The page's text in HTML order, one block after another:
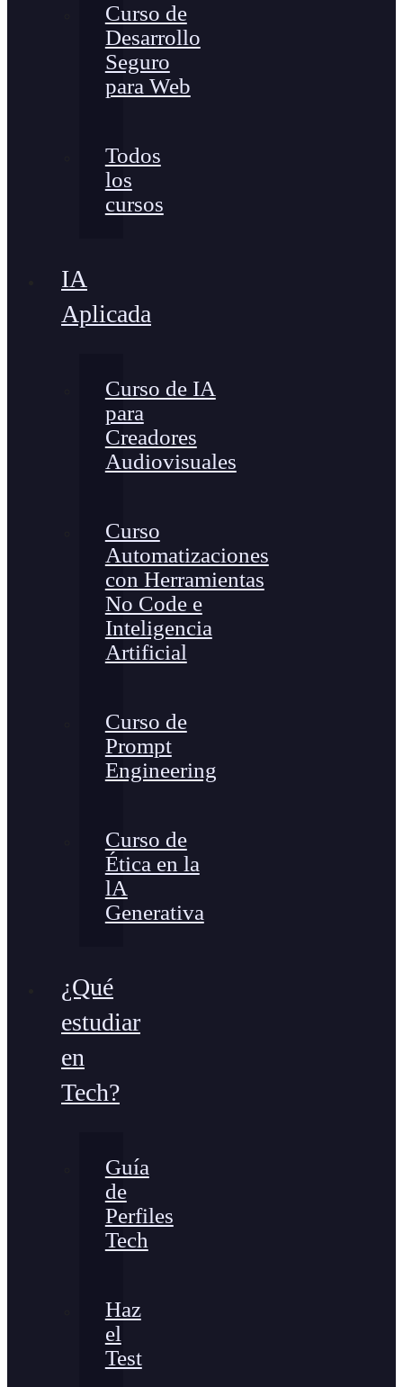
Curso de
Desarrollo
Seguro
para Web
Todos
los
cursos
IA
Aplicada
Curso de IA
para
Creadores
Audiovisuales
Curso
Automatizaciones
con Herramientas
No Code e
Inteligencia
Artificial
Curso de
Prompt
Engineering
Curso de
Ética en la
lA
Generativa
¿Qué
estudiar
en
Tech?
Guía
de
Perfiles
Tech
Haz
el
Test